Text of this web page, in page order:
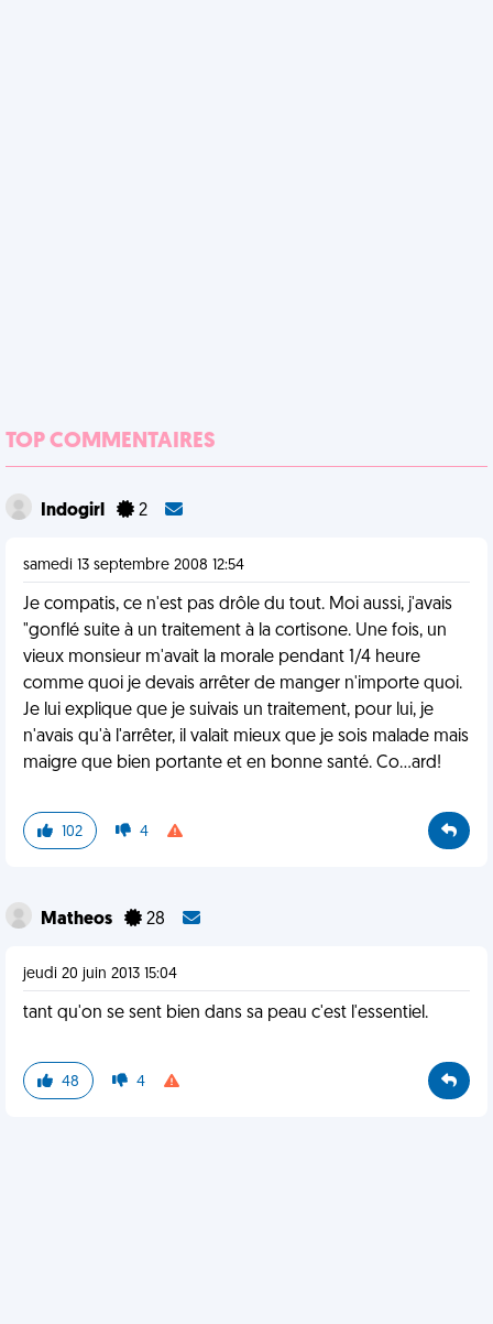
TOP COMMENTAIRES
Indogirl 2
samedi 13 septembre 2008 12:54
Je compatis, ce n'est pas drôle du tout. Moi aussi, j'avais
"gonflé suite à un traitement à la cortisone. Une fois, un
vieux monsieur m'avait la morale pendant 1/4 heure
comme quoi je devais arrêter de manger n'importe quoi.
Je lui explique que je suivais un traitement, pour lui, je
n'avais qu'à l'arrêter, il valait mieux que je sois malade mais
maigre que bien portante et en bonne santé. Co...ard!
102 4
Matheos 28
jeudi 20 juin 2013 15:04
tant qu'on se sent bien dans sa peau c'est l'essentiel.
48 4